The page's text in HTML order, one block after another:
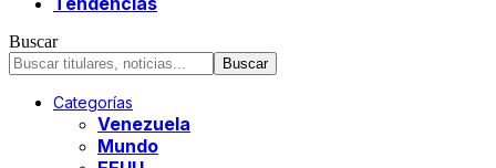
Buscar
Categorías
Venezuela
Mundo